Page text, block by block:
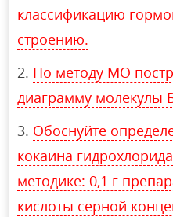
классификацию
строению.
По методу МО
диаграмму молекулы
Обоснуйте
кокаина
методике: 0,1 г
кислоты серной